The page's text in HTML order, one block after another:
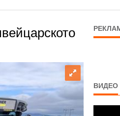
ВИДЕО